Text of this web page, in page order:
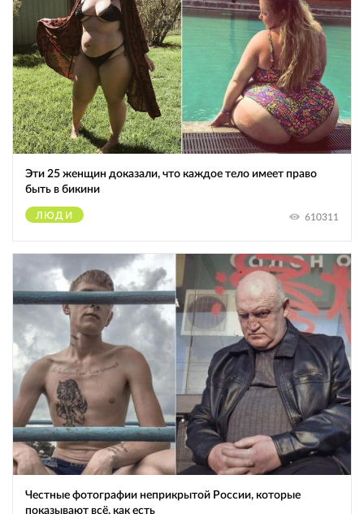
Эти 25 женщин доказали, что каждое тело имеет право
быть в бикини
ЛЮДИ 610311
Честные фотографии неприкрытой России, которые
показывают всё, как есть